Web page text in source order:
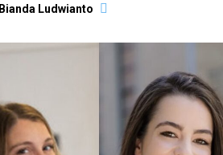
Bianda Ludwianto